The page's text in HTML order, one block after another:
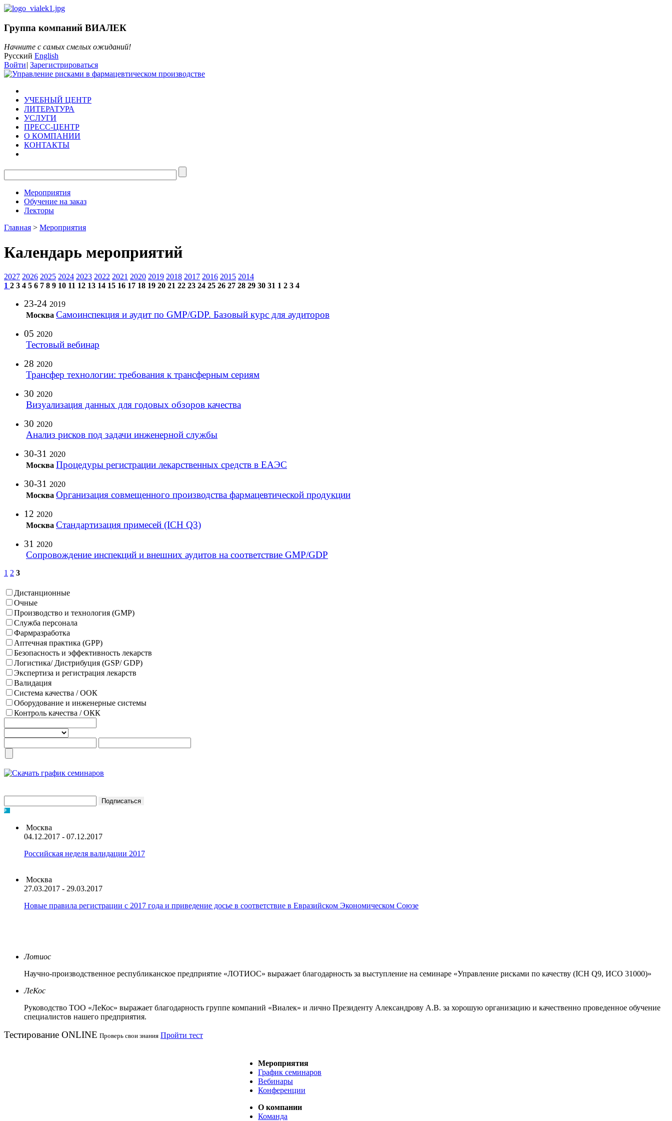
Группа компаний ВИАЛЕК
Начните с самых смелых ожиданий!
Русский English
Войти| Зарегистрироваться
УЧЕБНЫЙ ЦЕНТР
ЛИТЕРАТУРА
УСЛУГИ
ПРЕСС-ЦЕНТР
О КОМПАНИИ
КОНТАКТЫ
Мероприятия
Обучение на заказ
Лекторы
Главная > Мероприятия
Календарь мероприятий
2027 2026 2025 2024 2023 2022 2021 2020 2019 2018 2017 2016 2015 2014
1 2 3 4 5 6 7 8 9 10 11 12 13 14 15 16 17 18 19 20 21 22 23 24 25 26 27 28 29 30 31 1 2 3 4
23-24 2019
Москва Самоинспекция и аудит по GMP/GDP. Базовый курс для аудиторов
05 2020
Тестовый вебинар
28 2020
Трансфер технологии: требования к трансферным сериям
30 2020
Визуализация данных для годовых обзоров качества
30 2020
Анализ рисков под задачи инженерной службы
30-31 2020
Москва Процедуры регистрации лекарственных средств в ЕАЭС
30-31 2020
Москва Организация совмещенного производства фармацевтической продукции
12 2020
Москва Стандартизация примесей (ICH Q3)
31 2020
Сопровождение инспекций и внешних аудитов на соответствие GMP/GDP
1 2 3
Дистанционные
Очные
Производство и технология (GMP)
Служба персонала
Фармразработка
Аптечная практика (GPP)
Безопасность и эффективность лекарств
Логистика/ Дистрибуция (GSP/ GDP)
Экспертиза и регистрация лекарств
Валидация
Система качества / ООК
Оборудование и инженерные системы
Контроль качества / ОКК
Москва
04.12.2017 - 07.12.2017
Российская неделя валидации 2017
Москва
27.03.2017 - 29.03.2017
Новые правила регистрации c 2017 года и приведение досье в соответствие в Евразийском Экономическом Союзе
Лотиос
Научно-производственное республиканское предприятие «ЛОТИОС» выражает благодарность за выступление на семинаре «Управление рисками по качеству (ICH Q9, ИСО 31000)»
ЛеКос
Руководство ТОО «ЛеКос» выражает благодарность группе компаний «Виалек» и лично Президенту Александрову А.В. за хорошую организацию и качественно проведенное обучение
специалистов нашего предприятия.
Тестирование ONLINE Проверь свои знания Пройти тест
Мероприятия
График семинаров
Вебинары
Конференции
О компании
Команда